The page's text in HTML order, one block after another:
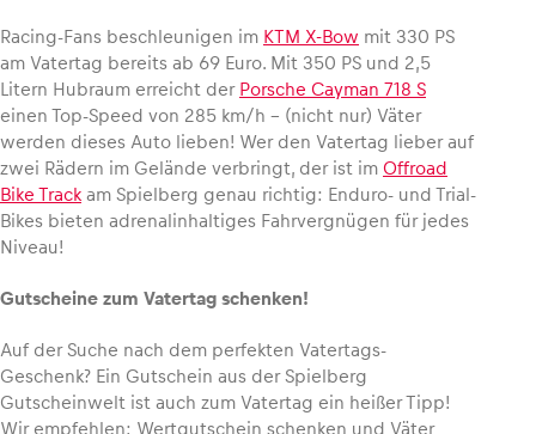
Glossar
Alle anzeigen
Racing-Fans beschleunigen im KTM X-Bow mit 330 PS
am Vatertag bereits ab 69 Euro. Mit 350 PS und 2,5
Litern Hubraum erreicht der Porsche Cayman 718 S
einen Top-Speed von 285 km/h – (nicht nur) Väter
werden dieses Auto lieben! Wer den Vatertag lieber auf
zwei Rädern im Gelände verbringt, der ist im Offroad
Bike Track am Spielberg genau richtig: Enduro- und Trial-
Bikes bieten adrenalinhaltiges Fahrvergnügen für jedes
Niveau!
Gutscheine zum Vatertag schenken!
Auf der Suche nach dem perfekten Vatertags-
Geschenk? Ein Gutschein aus der Spielberg
Gutscheinwelt ist auch zum Vatertag ein heißer Tipp!
Wir empfehlen: Wertgutschein schenken und Väter